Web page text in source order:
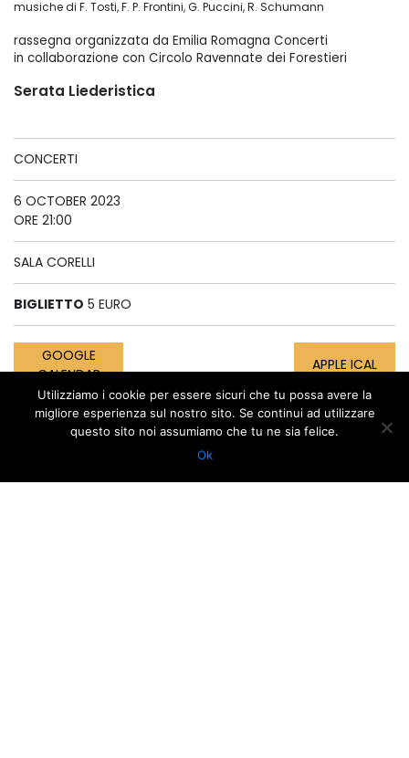
musiche di F. Tosti, F. P. Frontini, G. Puccini, R. Schumann
rassegna organizzata da Emilia Romagna Concerti
in collaborazione con Circolo Ravennate dei Forestieri
Serata Liederistica
CONCERTI
6 OCTOBER 2023
ORE 21:00
SALA CORELLI
BIGLIETTO 5 EURO
GOOGLE
CALENDAR
APPLE ICAL
Utilizziamo i cookie per essere sicuri che tu possa avere la
migliore esperienza sul nostro sito. Se continui ad utilizzare
questo sito noi assumiamo che tu ne sia felice.
Ok